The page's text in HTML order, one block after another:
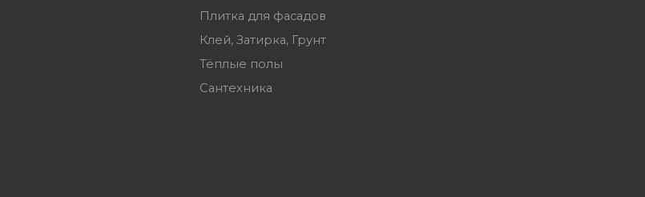
Плитка для фасадов
Клей, Затирка, Грунт
Тёплые полы
Сантехника